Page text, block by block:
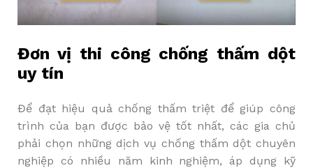
Đơn vị thi công chống thấm dột
uy tín
Để đạt hiệu quả chống thấm triệt để giúp công
trình của bạn được bảo vệ tốt nhất, các gia chủ
phải chọn những dịch vụ chống thấm dột chuyên
nghiệp có nhiều năm kinh nghiệm, áp dụng kỹ